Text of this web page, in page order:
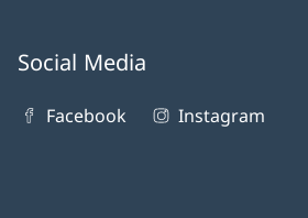
Social Media
Facebook Instagram